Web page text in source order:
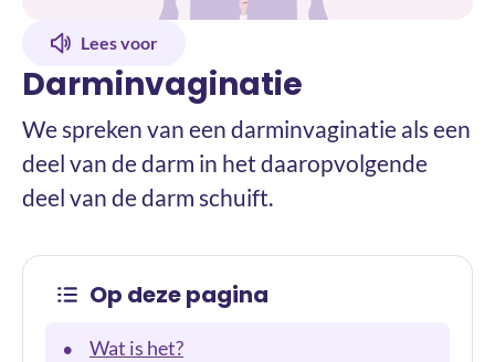
Lees voor
Darminvaginatie
We spreken van een darminvaginatie als een
deel van de darm in het daaropvolgende
deel van de darm schuift.
Op deze pagina
• Wat is het?